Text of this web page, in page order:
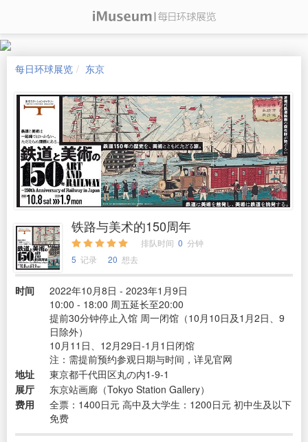
每日环球展览 东京
铁路与美术的150周年
排队时间 0 分钟
5 记录 20 想去
时间
2022年10月8日 - 2023年1月9日
10:00 - 18:00 周五延长至20:00
提前30分钟停止入馆 周一闭馆（10月10日及1月2日、9
日除外）
10月11日、12月29日-1月1日闭馆
注：需提前预约参观日期与时间，详见官网
地址
東京都千代田区丸の内1-9-1
展厅
东京站画廊（Tokyo Station Gallery）
费用
全票：1400日元 高中及大学生：1200日元 初中生及以下
免费